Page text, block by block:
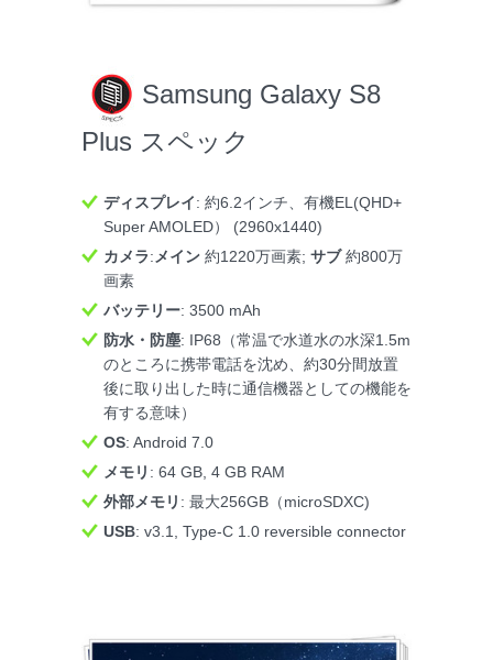
Samsung Galaxy S8
Plus スペック
ディスプレイ: 約6.2インチ、有機EL(QHD+
Super AMOLED） (2960x1440)
カメラ:メイン 約1220万画素; サブ約800万
画素
バッテリー: 3500 mAh
防水・防塵: IP68（常温で水道水の水深1.5m
のところに携帯電話を沈め、約30分間放置
後に取り出した時に通信機器としての機能を
有する意味）
OS: Android 7.0
メモリ : 64 GB, 4 GB RAM
外部メモリ : 最大256GB（microSDXC)
USB: v3.1, Type-C 1.0 reversible connector